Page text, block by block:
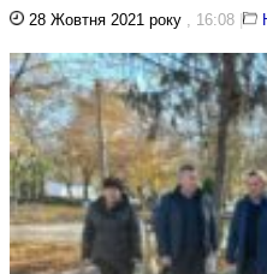
28 Жовтня 2021 року , 16:08 |